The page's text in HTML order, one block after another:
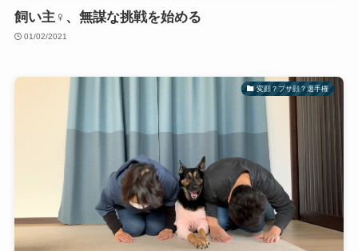
飼い主♀、無謀な挑戦を始める
01/02/2021
変顔？ブサ顔？選手権